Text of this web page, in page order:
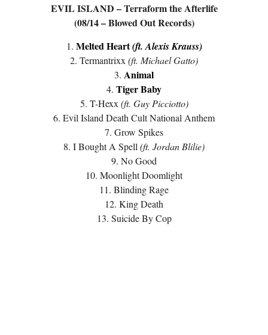
EVIL ISLAND – Terraform the Afterlife
(08/14 – Blowed Out Records)
1. Melted Heart(ft. Alexis Krauss)
2. Termantrixx (ft. Michael Gatto)
3. Animal
4. Tiger Baby
5. T-Hexx (ft. Guy Picciotto)
6. Evil Island Death Cult National Anthem
7. Grow Spikes
8. I Bought A Spell (ft. Jordan Blilie)
9. No Good
10. Moonlight Doomlight
11. Blinding Rage
12. King Death
13. Suicide By Cop